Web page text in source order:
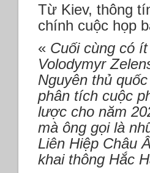
Từ Kiev, thông
chính cuộc họp
« Cuối cùng có
Volodymyr
Nguyên thủ
phân tích cuộc
lược cho năm
mà ông gọi là
Liên Hiệp Châu
khai thông Hắc